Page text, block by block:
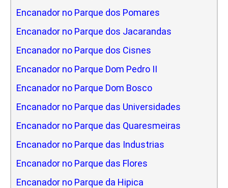
Encanador no Parque dos Pomares
Encanador no Parque dos Jacarandas
Encanador no Parque dos Cisnes
Encanador no Parque Dom Pedro II
Encanador no Parque Dom Bosco
Encanador no Parque das Universidades
Encanador no Parque das Quaresmeiras
Encanador no Parque das Industrias
Encanador no Parque das Flores
Encanador no Parque da Hipica